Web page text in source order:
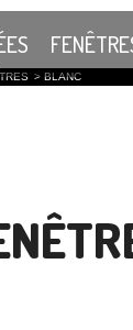
> BLANC